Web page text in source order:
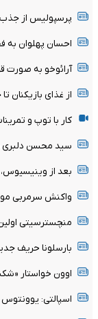
پرسپولیس از
احسان پهلوان
آرائوخو به صورت
از غذای بازیکنان
کار با توپ و
سید محسن دلبری
بعد از
واکنش سرمربی
منچسترسیتی
بارسلونا حریف
اوون خواستار
اسپالتی: